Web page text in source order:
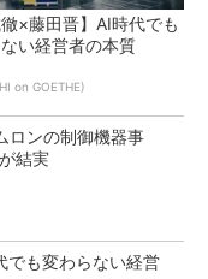
徹×藤田晋】AI時代でも
い経営者の本質
on GOETHE)
ロンの制御機器事
結実
でも変わらない経営